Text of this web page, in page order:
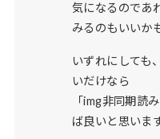
気になるのであ
みるのもいいか
いずれにしても
いだけなら
「img非同期読
ば良いと思います